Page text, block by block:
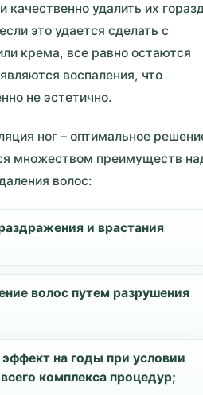
качественно удалить их
это удается сделать с
крема, все равно остаются
воспаления, что
не эстетично.
ног – оптимальное
множеством преимуществ
волос:
и врастания
волос путем разрушения
на годы при условии
комплекса процедур;